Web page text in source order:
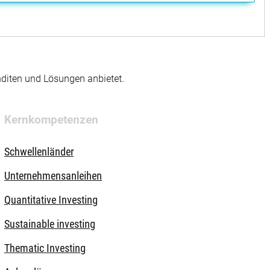
und Lösungen anbietet.
Kernkompetenzen
Schwellenländer
Unternehmensanleihen
Quantitative Investing
Sustainable investing
Thematic Investing